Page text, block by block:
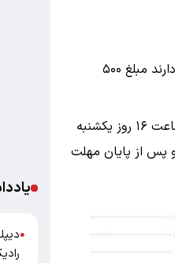
بر اساس بخشنامه جدید سایپا، متقاضیان تا ساعت ۲۳ روز شنبه ۲۰ تیرماه ۱۴۰۵ فرصت دارند مبلغ ۵۰۰
همچنین مهلت انتخاب خودرو و ثبت درخواست خرید در سامانه فروش اینترنتی سایپا تا ساعت ۱۶ روز یکشنبه
و پس از پایان مهلت
●